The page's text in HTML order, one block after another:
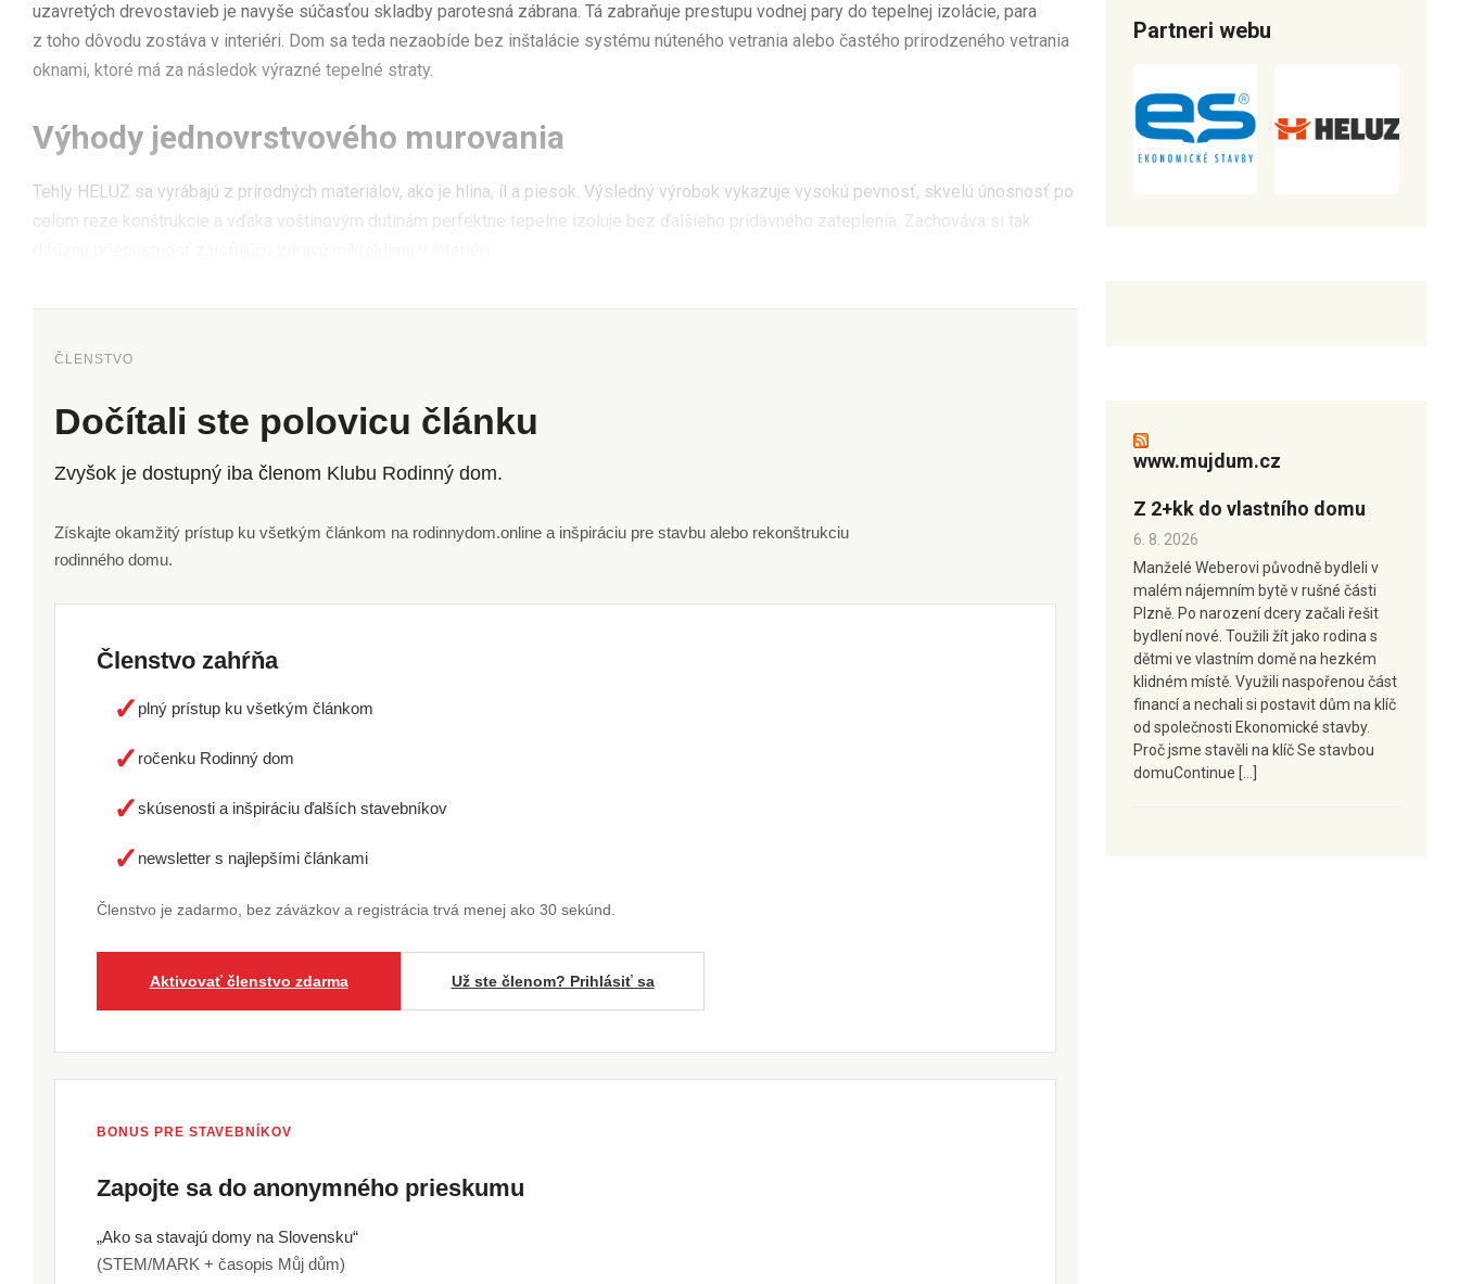
uzavretých drevostavieb je navyše súčasťou skladby parotesná zábrana. Tá zabraňuje prestupu vodnej pary do tepelnej izolácie, para
z toho dôvodu zostáva v interiéri. Dom sa teda nezaobíde bez inštalácie systému núteného vetrania alebo častého prirodzeného vetrania
oknami, ktoré má za následok výrazné tepelné straty.
Výhody jednovrstvového murovania
Tehly HELUZ sa vyrábajú z prírodných materiálov, ako je hlina, íl a piesok. Výsledný výrobok vykazuje vysokú pevnosť, skvelú únosnosť po
celom reze konštrukcie a vďaka voštinovým dutinám perfektne tepelne izoluje bez ďalšieho prídavného zateplenia. Zachováva si tak
ČLENSTVO
Dočítali ste polovicu článku
Zvyšok je dostupný iba členom Klubu Rodinný dom.
Získajte okamžitý prístup ku všetkým článkom na rodinnydom.online a inšpiráciu pre stavbu alebo rekonštrukciu
rodinného domu.
Členstvo zahŕňa
✓ plný prístup ku všetkým článkom
✓ ročenku Rodinný dom
✓skúsenosti a inšpiráciu ďalších stavebníkov
✓ newsletter s najlepšími článkami
Členstvo je zadarmo, bez záväzkov a registrácia trvá menej ako 30 sekúnd.
Aktivovať členstvo zdarma Už ste členom? Prihlásiť sa
BONUS PRE STAVEBNÍKOV
Zapojte sa do anonymného prieskumu
„Ako sa stavajú domy na Slovensku“
(STEM/MARK + časopis Můj dům)
Partneri webu
www.mujdum.cz
Z 2+kk do vlastního domu
6. 8. 2026
Manželé Weberovi původně bydleli v
malém nájemním bytě v rušné části
Plzně. Po narození dcery začali řešit
bydlení nové. Toužili žít jako rodina s
dětmi ve vlastním domě na hezkém
klidném místě. Využili naspořenou část
financí a nechali si postavit dům na klíč
od společnosti Ekonomické stavby.
Proč jsme stavěli na klíč Se stavbou
domuContinue […]